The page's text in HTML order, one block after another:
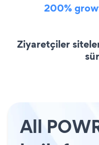
200%
Ziyaretçiler
All